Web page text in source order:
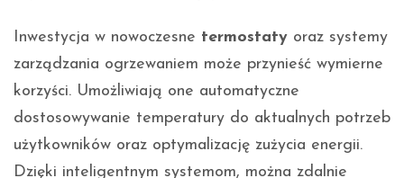
Inwestycja w nowoczesne termostaty oraz systemy
zarządzania ogrzewaniem może przynieść wymierne
korzyści. Umożliwiają one automatyczne
dostosowywanie temperatury do aktualnych potrzeb
użytkowników oraz optymalizację zużycia energii.
Dzięki inteligentnym systemom, można zdalnie